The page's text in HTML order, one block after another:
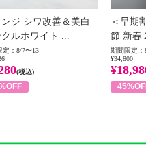
ジ シワ改善＆美白
クルホワイト ...
定：8/7〜13
(税込)
＜早期
節 新春
期間限定：
¥34,800